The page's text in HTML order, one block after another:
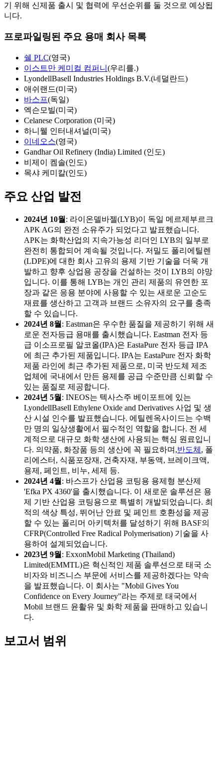
기 위해 신제품 출시 및 협력에 우선순위를 둘 것으로 예상됩
니다.
프로파일링된 주요 용매 회사 목록
쉘 PLC(영국)
이스트만 케미컬 컴퍼니 (우리를.)
LyondellBasell Industries Holdings B.V.(네덜란드)
애쉬랜드(미국)
바스프(독일)
엑슨모빌(미국)
Celanese Corporation (미국)
하니웰 인터내셔널(미국)
이네오스(영국)
Gandhar Oil Refinery (India) Limited (인도)
비제이 켐솔(인도)
목샤 케미칼(인도)
주요 산업 발전
2024년 10월 : 라이온델바젤(LYB)이 독일 메르제부르크
APK AG의 완전 소유주가 되었다고 발표했습니다.
APK는 화학산업의 지속가능성 리더인 LYB의 일부로
완전히 통합되어 계속될 것입니다. 저밀도 폴리에틸렌
(LDPE)에 대한 회사 고유의 용제 기반 기술을 더욱 개
발하고 향후 상업용 공장을 건설하는 것이 LYB의 야망
입니다. 이를 통해 LYB는 개인 관리 제품의 유연한 포
장과 같은 응용 분야에 사용할 수 있는 새로운 고순도
재료를 생산하고 고객과 브랜드 소유자의 요구를 충족
할 수 있습니다.
2024년 8월 : Eastman은 우수한 품질을 제공하기 위해 새
로운 전자등급 용매를 출시했습니다. Eastman 전자 등
급 이소프로필 알코올(IPA)은 EastaPure 전자 등급 IPA
에 최근 추가된 제품입니다. IPA는 EastaPure 전자 화학
제품 라인에 최근 추가된 제품으로, 미국 반도체 제조
업체에 국내에서 만든 용제를 공급 수준만큼 신뢰할 수
있는 품질로 제공합니다.
2024년 5월 : INEOS는 텍사스주 베이포트에 있는
LyondellBasell Ethylene Oxide and Derivatives 사업 및 생
산 시설 인수를 발표했습니다. 에틸렌옥사이드는 수백
만 명의 일상생활에서 필수적인 역할을 합니다. 전 세
계적으로 대규모 화학 생산에 사용되는 핵심 원료입니
다. 의약품, 화장품 등의 생산에 꼭 필요하며,반도체 , 폴
리에스터, 식품포장재, 건축자재, 부동액, 브레이크액,
용제, 페인트, 비누, 세제 등.
2024년 4월 : 바스프가 산업용 코팅용 용제형 분산제
'Efka PX 4360'을 출시했습니다. 이 새로운 솔루션은 용
제 기반 산업용 코팅용으로 특별히 개발되었습니다. 최
적의 색상 특성, 뛰어난 안료 및 페인트 호환성을 제공
할 수 있는 폴리머 아키텍처를 달성하기 위해 BASF의
CFRP(Controlled Free Radical Polymerisation) 기술을 사
용하여 설계되었습니다.
2023년 9월 : ExxonMobil Marketing (Thailand)
Limited(EMMTL)은 혁신적인 제품 솔루션으로 태국 소
비자와 비즈니스 부문에 서비스를 제공하겠다는 약속
을 발표했습니다. 이 회사는 "Mobil Gives You
Confidence on Every Journey"라는 주제로 태국에서
Mobil 브랜드 윤활유 및 화학 제품을 판매하고 있습니
다.
보고서 범위